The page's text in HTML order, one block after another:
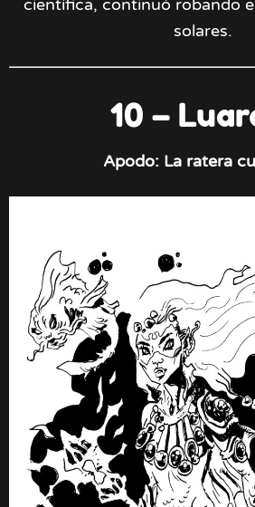
científica, continuó robando
solares.
10 –
Apodo: La ratera